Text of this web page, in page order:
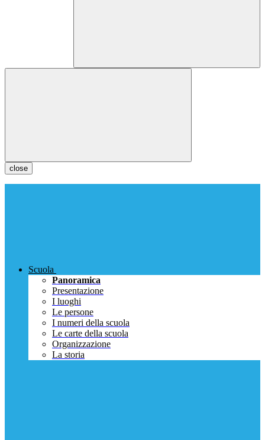
close
Scuola
Panoramica
Presentazione
I luoghi
Le persone
I numeri della scuola
Le carte della scuola
Organizzazione
La storia